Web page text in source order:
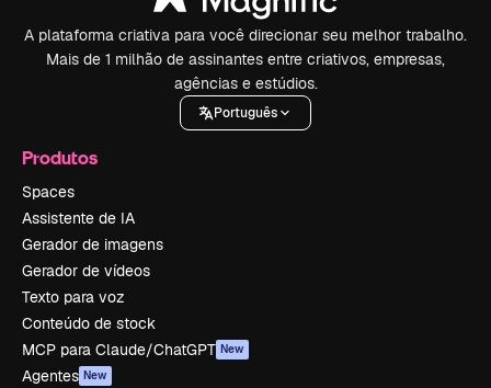
A plataforma criativa para você direcionar seu melhor trabalho.
Mais de 1 milhão de assinantes entre criativos, empresas,
agências e estúdios.
Português
Produtos
Spaces
Assistente de IA
Gerador de imagens
Gerador de vídeos
Texto para voz
Conteúdo de stock
MCP para Claude/ChatGPT New
Agentes New